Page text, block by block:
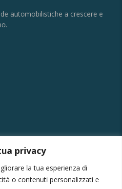
privacy
la tua esperienza di
o contenuti personalizzati e
automobilistiche a crescere e